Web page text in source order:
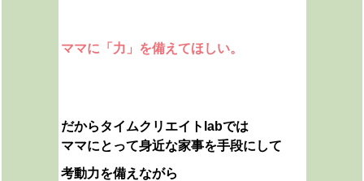
ママに「力」を備えてほしい。
だからタイムクリエイトlabでは
ママにとって身近な家事を手段にして
考動力を備えながら